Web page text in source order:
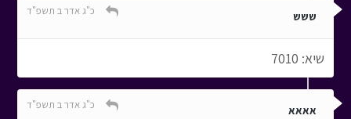
ששש כ"ג אדר ב תשפ"ד
שיא: 7010
אאאא כ"ג אדר ב תשפ"ד